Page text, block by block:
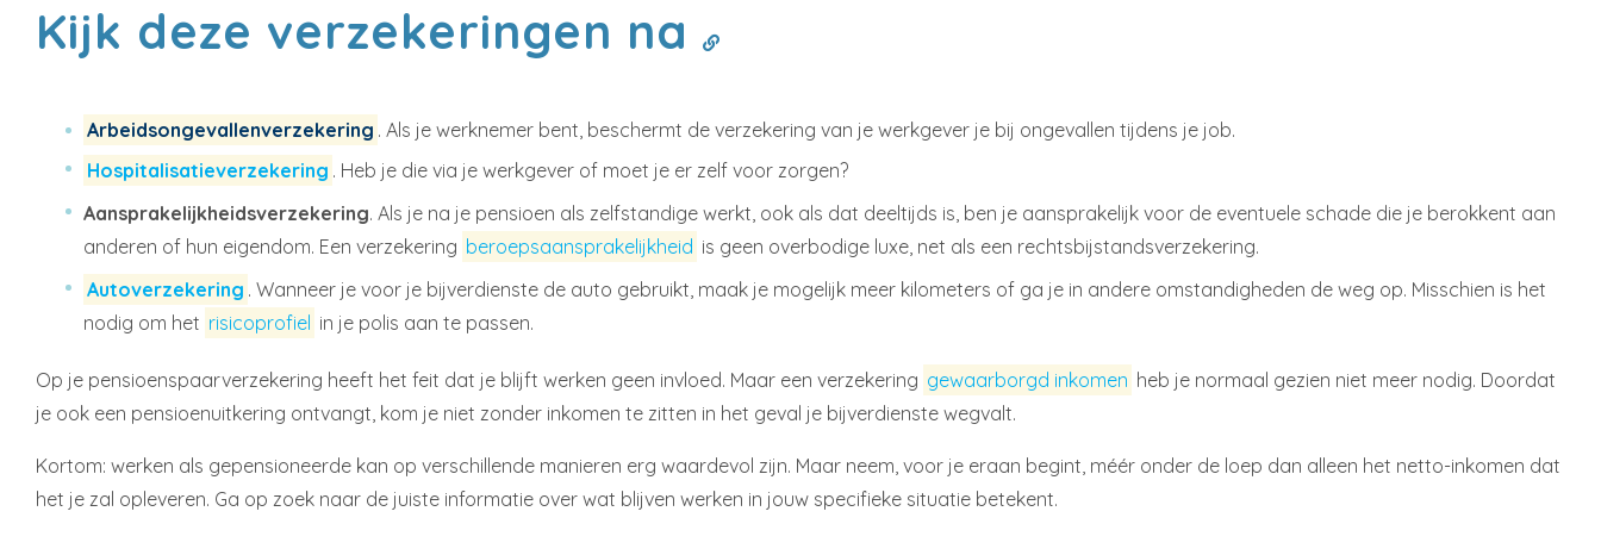
Kijk deze verzekeringen na
Arbeidsongevallenverzekering . Als je werknemer bent, beschermt de verzekering van je werkgever je bij ongevallen tijdens je job.
Hospitalisatieverzekering . Heb je die via je werkgever of moet je er zelf voor zorgen?
Aansprakelijkheidsverzekering. Als je na je pensioen als zelfstandige werkt, ook als dat deeltijds is, ben je aansprakelijk voor de eventuele schade die je berokkent aan
anderen of hun eigendom. Een verzekering beroepsaansprakelijkheid is geen overbodige luxe, net als een rechtsbijstandsverzekering.
Autoverzekering . Wanneer je voor je bijverdienste de auto gebruikt, maak je mogelijk meer kilometers of ga je in andere omstandigheden de weg op. Misschien is het
nodig om het risicoprofiel in je polis aan te passen.
Op je pensioenspaarverzekering heeft het feit dat je blijft werken geen invloed. Maar een verzekering gewaarborgd inkomen heb je normaal gezien niet meer nodig. Doordat
je ook een pensioenuitkering ontvangt, kom je niet zonder inkomen te zitten in het geval je bijverdienste wegvalt.
Kortom: werken als gepensioneerde kan op verschillende manieren erg waardevol zijn. Maar neem, voor je eraan begint, méér onder de loep dan alleen het netto-inkomen dat
het je zal opleveren. Ga op zoek naar de juiste informatie over wat blijven werken in jouw specifieke situatie betekent.